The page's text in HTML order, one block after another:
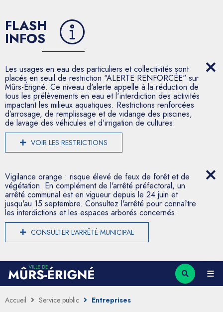
FLASH
INFOS
Les usages en eau des particuliers et collectivités sont
placés en seuil de restriction "ALERTE RENFORCÉE" sur
Mûrs-Érigné. Ce niveau d'alerte appelle à la réduction de
tous les prélèvements en eau et l'interdiction des activités
impactant les milieux aquatiques. Restrictions renforcées
d’arrosage, de remplissage et de vidange des piscines,
de lavage des véhicules et d’irrigation de cultures.
VOIR LES RESTRICTIONS
Vigilance orange : risque élevé de feux de forêt et de
végétation. En complément de l'arrêté préfectoral, un
arrêté communal est en vigueur depuis le 24 juin et
jusqu'au 15 septembre. Consultez l'arrêté pour connaître
les interdictions et les espaces arborés concernés.
CONSULTER L'ARRÊTÉ MUNICIPAL
Accueil Service public Entreprises